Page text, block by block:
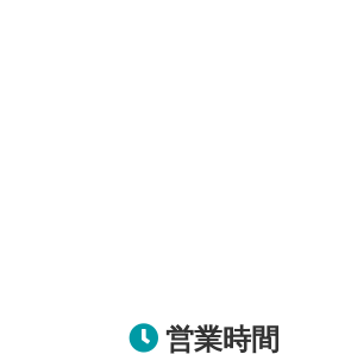
営業時間